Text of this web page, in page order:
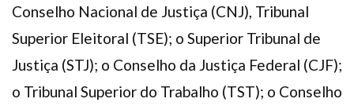
Conselho Nacional de Justiça (CNJ), Tribunal
Superior Eleitoral (TSE); o Superior Tribunal de
Justiça (STJ); o Conselho da Justiça Federal (CJF);
o Tribunal Superior do Trabalho (TST); o Conselho